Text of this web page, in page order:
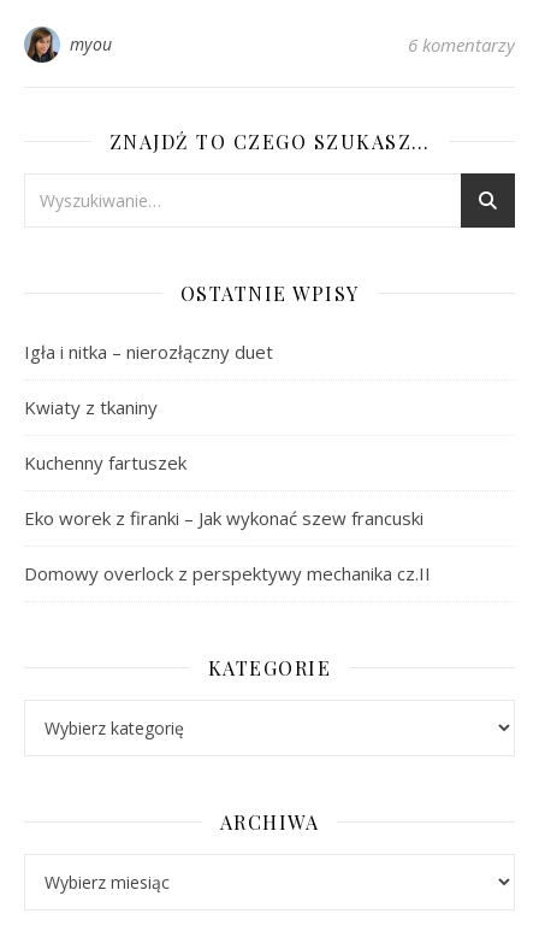
myou 6 komentarzy
ZNAJDŹ TO CZEGO SZUKASZ…
OSTATNIE WPISY
Igła i nitka – nierozłączny duet
Kwiaty z tkaniny
Kuchenny fartuszek
Eko worek z firanki – Jak wykonać szew francuski
Domowy overlock z perspektywy mechanika cz.II
KATEGORIE
ARCHIWA